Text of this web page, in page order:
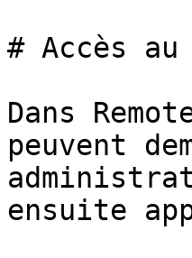
# Accès au
Dans
peuvent
ensuite